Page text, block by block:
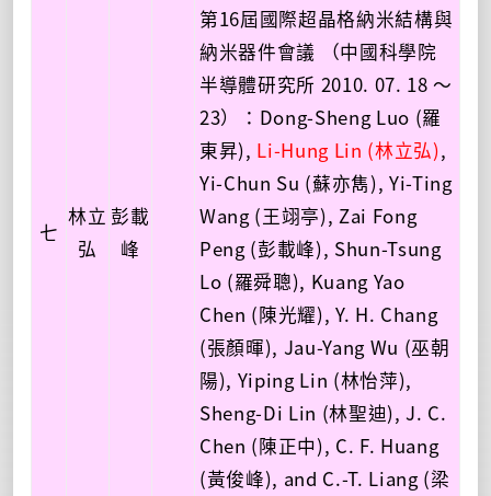
七
林立
弘
彭載
峰
第16屆國際超晶格納米結構與
納米器件會議 （中國科學院
半導體研究所 2010. 07. 18 ～
23）：Dong-Sheng Luo (羅
東昇), Li-Hung Lin (林立弘),
Yi-Chun Su (蘇亦雋), Yi-Ting
Wang (王翊亭), Zai Fong
Peng (彭載峰), Shun-Tsung
Lo (羅舜聰), Kuang Yao
Chen (陳光耀), Y. H. Chang
(張顏暉), Jau-Yang Wu (巫朝
陽), Yiping Lin (林怡萍),
Sheng-Di Lin (林聖迪), J. C.
Chen (陳正中), C. F. Huang
(黃俊峰), and C.-T. Liang (梁